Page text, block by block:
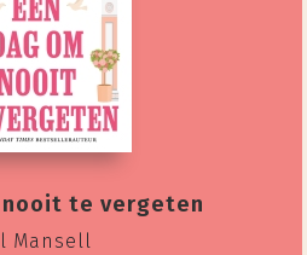
nooit te vergeten
Mansell